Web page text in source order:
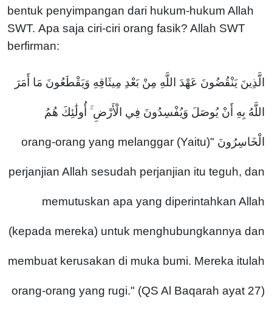
bentuk penyimpangan dari hukum-hukum Allah
SWT. Apa saja ciri-ciri orang fasik? Allah SWT
berfirman:
الَّذِينَ يَنْقُضُونَ عَهْدَ اللَّهِ مِنْ بَعْدِ مِيثَاقِهِ وَيَقْطَعُونَ مَا أَمَرَ
اللَّهُ بِهِ أَنْ يُوصَلَ وَيُفْسِدُونَ فِي الْأَرْضِ ۚ أُولَٰئِكَ هُمُ
الْخَاسِرُونَ "(Yaitu) orang-orang yang melanggar
perjanjian Allah sesudah perjanjian itu teguh, dan
memutuskan apa yang diperintahkan Allah
(kepada mereka) untuk menghubungkannya dan
membuat kerusakan di muka bumi. Mereka itulah
orang-orang yang rugi." (QS Al Baqarah ayat 27)